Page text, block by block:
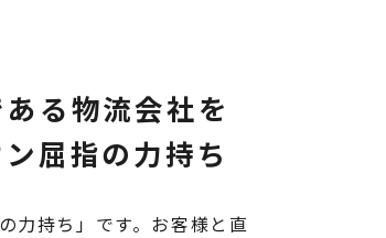
る物流会社を
屈指の力持ち
力持ち」です。お客様と直